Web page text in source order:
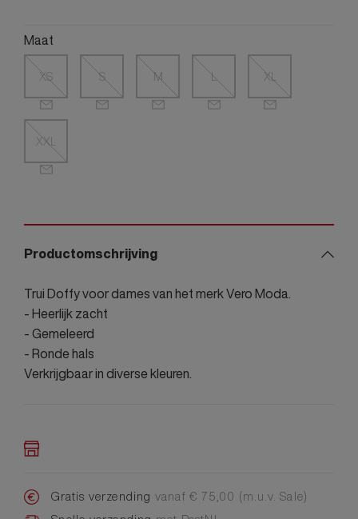
Maat
XS S M L XL
XXL
Productomschrijving
Trui Doffy voor dames van het merk Vero Moda.
- Heerlijk zacht
- Gemeleerd
- Ronde hals
Verkrijgbaar in diverse kleuren.
Gratis verzending vanaf € 75,00 (m.u.v. Sale)